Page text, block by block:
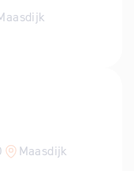
Maasdijk